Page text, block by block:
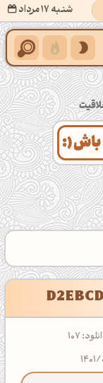
شنبه 17 مرداد
107